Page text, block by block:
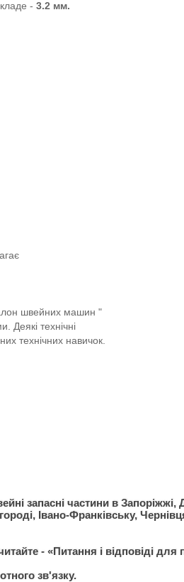
- 3.2 мм.
швейних машин "
Деякі технічні
технічних навичок.
запасні частини в Запоріжжі,
Івано-Франківську,
- «Питання і відповіді для
зв'язку.